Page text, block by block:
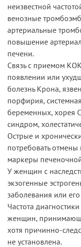
неизвестной
венозные
артериальные
повышение
печени.
Связь с приемом
появлении или
болезнь Крона,
порфирия,
беременных, хорея
синдром,
Острые и
потребовать
маркеры
У женщин с
экзогенные
заболевания или
Частота
женщин,
хотя причинно-
не установлена.